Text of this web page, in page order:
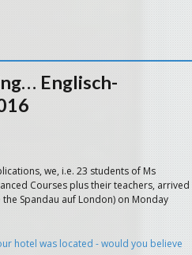
Englisch-
we, i.e. 23 students of Ms
Courses plus their teachers, arrived
Spandau auf London) on Monday